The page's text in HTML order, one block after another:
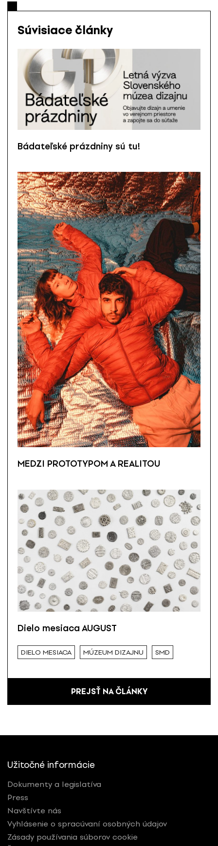
Súvisiace články
Bádateľské prázdniny sú tu!
MEDZI PROTOTYPOM A REALITOU
Dielo mesiaca AUGUST
DIELO MESIACA MÚZEUM DIZAJNU SMD
PREJSŤ NA ČLÁNKY
Užitočné informácie
Dokumenty a legislatíva
Press
Navštívte nás
Vyhlásenie o spracúvaní osobných údajov
Zásady používania súborov cookie